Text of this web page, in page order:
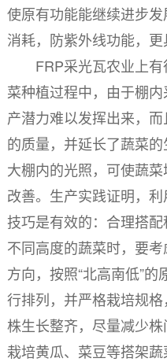
使原有功能能继续进步
消耗，防紫外线功能，更
FRP采光瓦农业上有
菜种植过程中，由于棚
产潜力难以发挥出来，
的质量，并延长了蔬菜
大棚内的光照，可使蔬
改善。生产实践证明，
技巧是有效的：合理搭配
不同高度的蔬菜时，要
方向，按照“北高南低”
行排列，并严格栽培规
株生长整齐，尽量减少
栽培黄瓜、菜豆等搭架